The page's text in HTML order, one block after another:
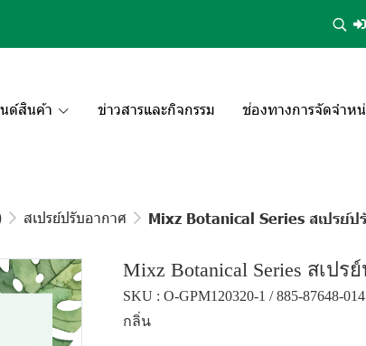
ด์สินค้า ข่าวสารและกิจกรรม ช่องทางการจัดจำห
สเปรย์ปรับอากาศ Mixz Botanical Series สเปรย์
Mixz Botanical Series สเปร
SKU : O-GPM120320-1 / 885-87648-
กลิ่น